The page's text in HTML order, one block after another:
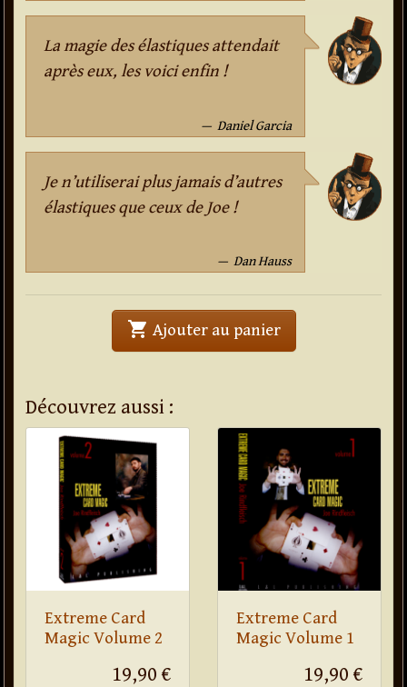
La magie des élastiques attendait
après eux, les voici enfin !
Daniel Garcia
Je n’utiliserai plus jamais d’autres
élastiques que ceux de Joe !
Dan Hauss
shopping_cart Ajouter au panier' . Elastiques
Découvrez aussi :
Extreme Card
Magic Volume 2
19,90 €
Extreme Card
Magic Volume 1
19,90 €